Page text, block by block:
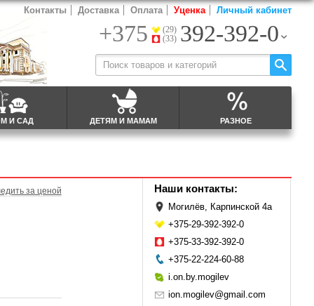
И САД ДЕТЯМ И МАМАМ РАЗНОЕ
Контакты Доставка Оплата Уценка Личный кабинет
+375
(29)
(33) 392-392-0
за ценой Наши контакты:
Могилёв, Карпинской 4а
+375-29-392-392-0
+375-33-392-392-0
+375-22-224-60-88
i.on.by.mogilev
ion.mogilev@gmail.com